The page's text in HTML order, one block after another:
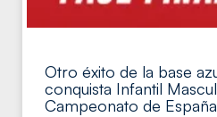
Otro éxito de la base
conquista Infantil
Campeonato de España